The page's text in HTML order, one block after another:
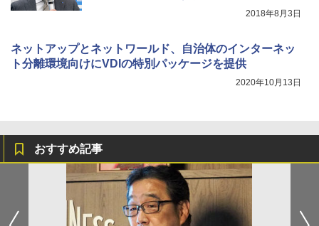
2018年8月3日
ネットアップとネットワールド、自治体のインターネッ
ト分離環境向けにVDIの特別パッケージを提供
2020年10月13日
おすすめ記事